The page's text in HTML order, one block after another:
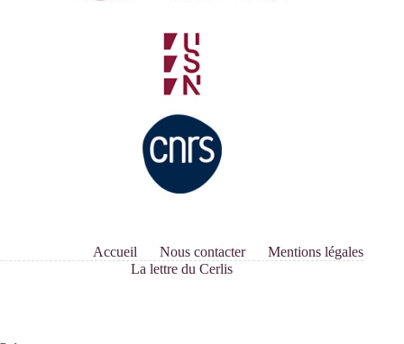
Accueil Nous contacter
Mentions légales
La lettre du Cerlis